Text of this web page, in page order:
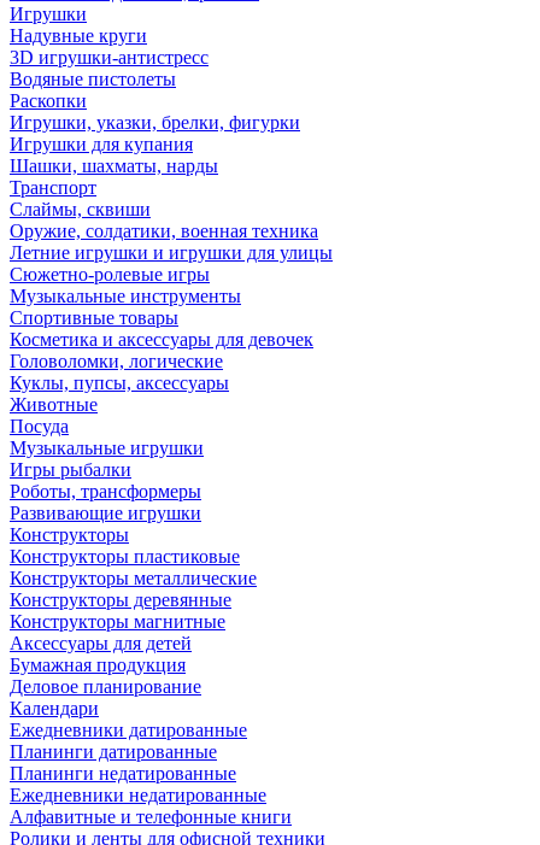
Игрушки
Надувные круги
3D игрушки-антистресс
Водяные пистолеты
Раскопки
Игрушки, указки, брелки, фигурки
Игрушки для купания
Шашки, шахматы, нарды
Транспорт
Слаймы, сквиши
Оружие, солдатики, военная техника
Летние игрушки и игрушки для улицы
Сюжетно-ролевые игры
Музыкальные инструменты
Спортивные товары
Косметика и аксессуары для девочек
Головоломки, логические
Куклы, пупсы, аксессуары
Животные
Посуда
Музыкальные игрушки
Игры рыбалки
Роботы, трансформеры
Развивающие игрушки
Конструкторы
Конструкторы пластиковые
Конструкторы металлические
Конструкторы деревянные
Конструкторы магнитные
Аксессуары для детей
Бумажная продукция
Деловое планирование
Календари
Ежедневники датированные
Планинги датированные
Планинги недатированные
Ежедневники недатированные
Алфавитные и телефонные книги
Ролики и ленты для офисной техники